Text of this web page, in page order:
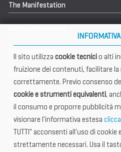
The Manifestation
Exhibitors
International Club
Open Hub
Tax & Legal Global Services
Il sito utilizza cookie tecnicio alti
fruizione dei contenuti, facilitare la
correttamente. Previo consenso
cookie e strumenti equivalenti,
il consumo e proporre pubblicità
visionare l'informativa estesa
TUTTI" acconsenti all'uso di
strettamente necessari. Usa il tasto